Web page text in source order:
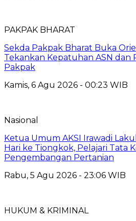
PAKPAK BHARAT
Sekda Pakpak Bharat Buka
Tekankan Kepatuhan ASN dan
Pakpak
Kamis, 6 Agu 2026 - 00:23 WIB
Nasional
Ketua Umum AKSI Irawadi
Hari ke Tiongkok, Pelajari Tata
Pengembangan Pertanian
Rabu, 5 Agu 2026 - 23:06 WIB
HUKUM & KRIMINAL